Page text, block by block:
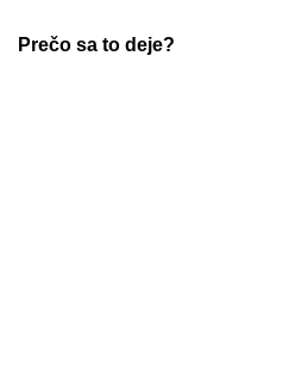
Prečo sa to deje?